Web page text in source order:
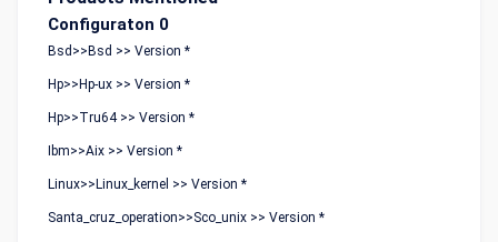
Configuraton 0
Bsd>>Bsd >> Version *
Hp>>Hp-ux >> Version *
Hp>>Tru64 >> Version *
Ibm>>Aix >> Version *
Linux>>Linux_kernel >> Version *
Santa_cruz_operation>>Sco_unix >> Version *